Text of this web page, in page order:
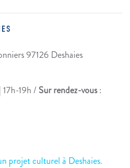
97126 Deshaies
19h /Sur rendez-vous:
projet culturel à Deshaies.